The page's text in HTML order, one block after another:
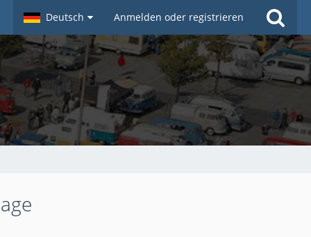
Deutsch Anmelden oder registrieren